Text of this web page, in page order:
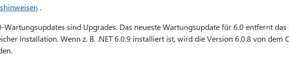
.
Wartungsupdates sind Upgrades. Das neueste Wartungsupdate für 6.0 entfernt
Installation. Wenn z. B. .NET 6.0.9 installiert ist, wird die Version 6.0.8 von dem